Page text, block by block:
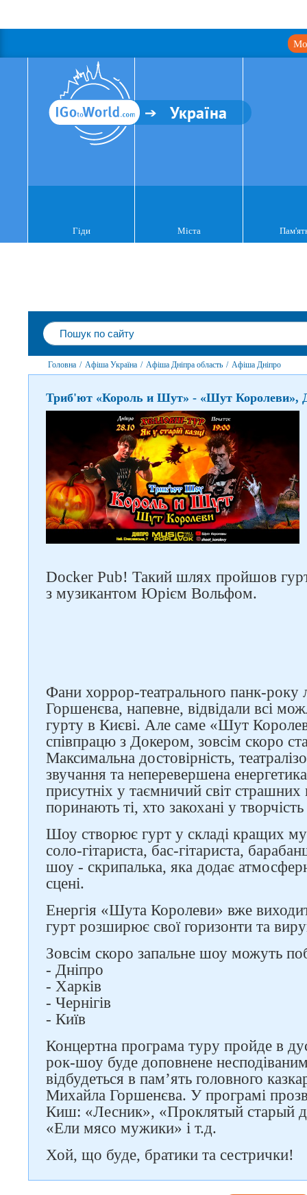
Україна
Гіди Міста
Головна / Афіша Україна / Афіша Дніпра область / Афіша Дніпро
Триб'ют «Король и Шут» - «Шут Королеви»,
Docker Pub! Такий шлях пройшов
з музикантом Юрієм Вольфом.
Фани хоррор-театрального панк-року
Горшенєва, напевне, відвідали всі
гурту в Києві. Але саме «Шут
співпрацю з Докером, зовсім скоро
Максимальна достовірність,
звучання та неперевершена
присутніх у таємничий світ
поринають ті, хто закохані у
Шоу створює гурт у складі кращих
соло-гітариста, бас-гітариста,
шоу - скрипалька, яка додає
сцені.
Енергія «Шута Королеви» вже
гурт розширює свої горизонти та
Зовсім скоро запальне шоу можуть
- Дніпро
- Харків
- Чернігів
- Київ
Концертна програма туру пройде в
рок-шоу буде доповнене
відбудеться в пам’ять головного
Михайла Горшенєва. У програмі
Киш: «Лесник», «Проклятый старый
«Ели мясо мужики» і т.д.
Хой, що буде, братики та сестрички!
Слідкуйте за нами в
соцмережах